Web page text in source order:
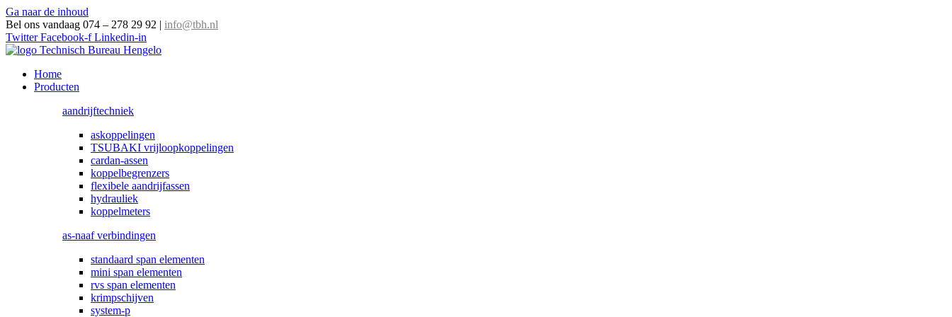
Ga naar de inhoud
Bel ons vandaag 074 – 278 29 92 | info@tbh.nl
Twitter Facebook-f Linkedin-in
Home
Producten
aandrijftechniek
askoppelingen
TSUBAKI vrijloopkoppelingen
cardan-assen
koppelbegrenzers
flexibele aandrijfassen
hydrauliek
koppelmeters
as-naaf verbindingen
standaard span elementen
mini span elementen
rvs span elementen
krimpschijven
system-p